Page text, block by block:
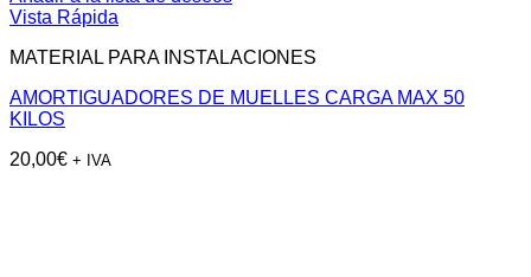
Vista Rápida
MATERIAL PARA INSTALACIONES
AMORTIGUADORES DE MUELLES CARGA MAX 50
KILOS
20,00€ + IVA